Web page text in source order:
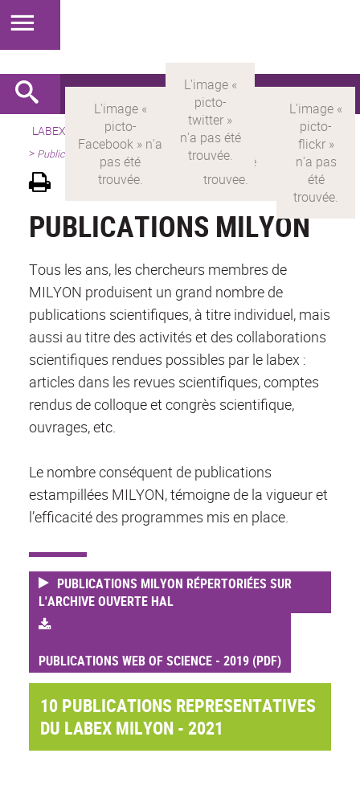
LABEX > LABEX MILYON Version française
Présentation
> Publications
PUBLICATIONS MILYON
Tous les ans, les chercheurs membres de
MILYON produisent un grand nombre de
publications scientifiques, à titre individuel, mais
aussi au titre des activités et des collaborations
scientifiques rendues possibles par le labex :
articles dans les revues scientifiques, comptes
rendus de colloque et congrès scientifique,
ouvrages, etc.
Le nombre conséquent de publications
estampillées MILYON, témoigne de la vigueur et
l’efficacité des programmes mis en place.
PUBLICATIONS MILYON RÉPERTORIÉES SUR
L'ARCHIVE OUVERTE HAL
PUBLICATIONS WEB OF SCIENCE - 2019 (PDF)
10 PUBLICATIONS REPRESENTATIVES
DU LABEX MILYON - 2021